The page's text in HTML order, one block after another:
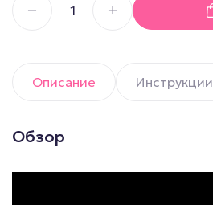
Описание Инструкции
Обзор